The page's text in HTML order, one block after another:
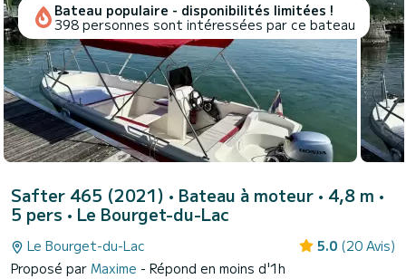
Bateau populaire - disponibilités limitées !
398 personnes sont intéressées par ce bateau
Safter 465 (2021) • Bateau à moteur • 4,8 m •
5 pers • Le Bourget-du-Lac
Le Bourget-du-Lac 5.0 (20 Avis)
Proposé par Maxime - Répond en moins d'1h